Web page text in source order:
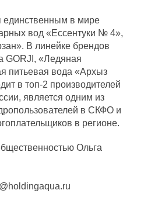
единственным в мире
вод «Ессентуки № 4»,
В линейке брендов
GORJI, «Ледяная
питьевая вода «Архыз
в топ-2 производителей
является одним из
в СКФО и
в регионе.
Ольга